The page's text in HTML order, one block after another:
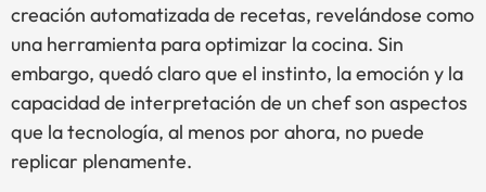
creación automatizada de recetas, revelándose como
una herramienta para optimizar la cocina. Sin
embargo, quedó claro que el instinto, la emoción y la
capacidad de interpretación de un chef son aspectos
que la tecnología, al menos por ahora, no puede
replicar plenamente.